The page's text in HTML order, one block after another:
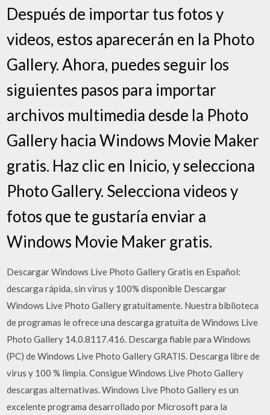
Después de importar tus fotos y
videos, estos aparecerán en la Photo
Gallery. Ahora, puedes seguir los
siguientes pasos para importar
archivos multimedia desde la Photo
Gallery hacia Windows Movie Maker
gratis. Haz clic en Inicio, y selecciona
Photo Gallery. Selecciona videos y
fotos que te gustaría enviar a
Windows Movie Maker gratis.
Descargar Windows Live Photo Gallery Gratis en Español:
descarga rápida, sin virus y 100% disponible Descargar
Windows Live Photo Gallery gratuitamente. Nuestra biblioteca
de programas le ofrece una descarga gratuita de Windows Live
Photo Gallery 14.0.8117.416. Descarga fiable para Windows
(PC) de Windows Live Photo Gallery GRATIS. Descarga libre de
virus y 100 % limpia. Consigue Windows Live Photo Gallery
descargas alternativas. Windows Live Photo Gallery es un
excelente programa desarrollado por Microsoft para la